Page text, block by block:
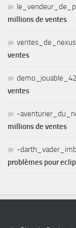
millions de ventes
ventes_de_nexus
ventes
demo_jouable_42
ventes
-
millions de ventes
-
problèmes pour